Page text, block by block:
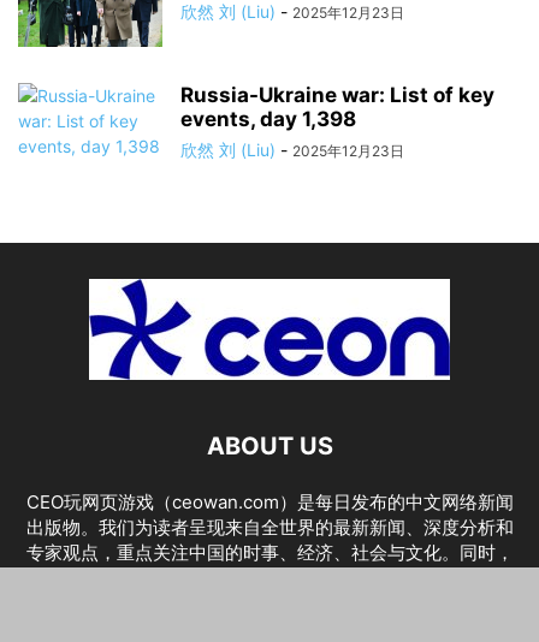
欣然 刘 (Liu) - 2025年12月23日
Russia-Ukraine war: List of key
events, day 1,398
欣然 刘 (Liu) - 2025年12月23日
ABOUT US
CEO玩网页游戏（ceowan.com）是每日发布的中文网络新闻
出版物。我们为读者呈现来自全世界的最新新闻、深度分析和
专家观点，重点关注中国的时事、经济、社会与文化。同时，